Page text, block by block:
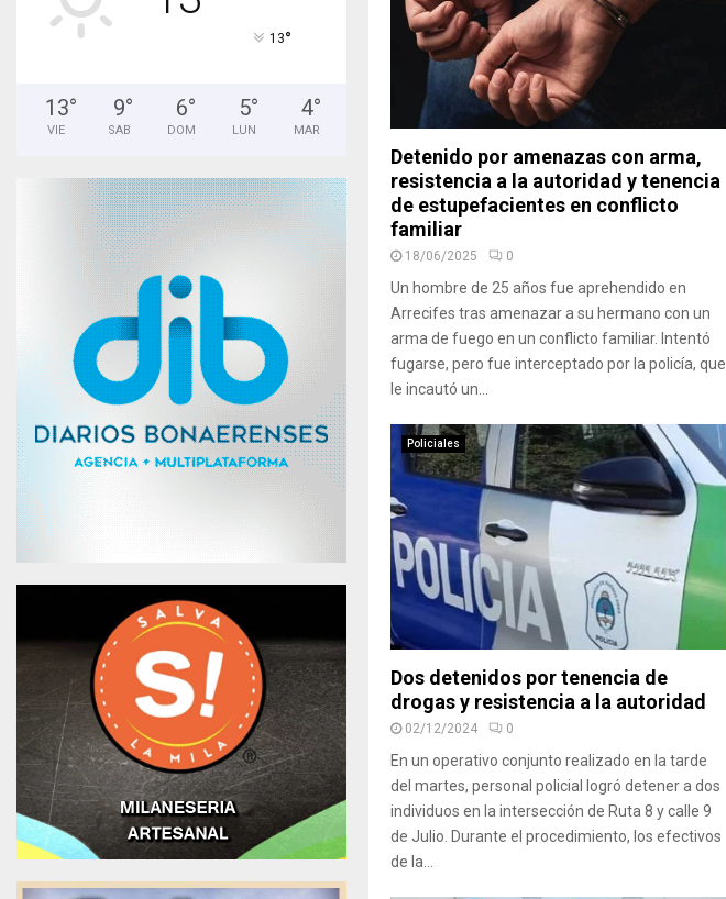
Detenido por amenazas con arma,
resistencia a la autoridad y tenencia
de estupefacientes en conflicto
familiar
18/06/2025 0
Un hombre de 25 años fue aprehendido en
Arrecifes tras amenazar a su hermano con un
arma de fuego en un conflicto familiar. Intentó
fugarse, pero fue interceptado por la policía, que
le incautó un...
Policiales
Dos detenidos por tenencia de
drogas y resistencia a la autoridad
02/12/2024 0
En un operativo conjunto realizado en la tarde
del martes, personal policial logró detener a dos
individuos en la intersección de Ruta 8 y calle 9
de Julio. Durante el procedimiento, los efectivos
de la...
13°
13°
VIE
9°
SAB
6°
DOM
5°
LUN
4°
MAR